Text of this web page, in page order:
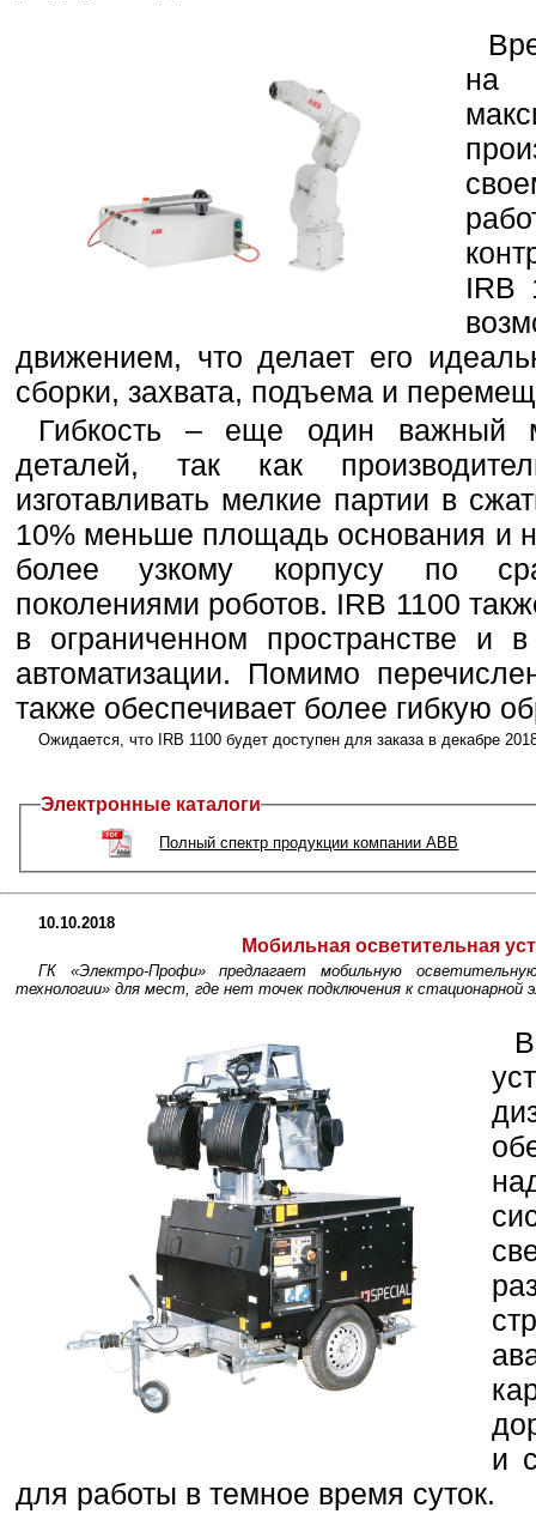
на
IRB
движением, что делает его
сборки, захвата, подъема и
Гибкость – еще один важный
деталей, так как
изготавливать мелкие партии в
10% меньше площадь основания и
более узкому корпусу по
поколениями роботов. IRB 1100
в ограниченном пространстве и
автоматизации. Помимо
также обеспечивает более гибкую
Ожидается, что IRB 1100 будет доступен для заказа в декабре
Электронные каталоги
Полный спектр продукции компании ABB
10.10.2018
Мобильная осветительная
ГК «Электро-Профи» предлагает мобильную
технологии» для мест, где нет точек подключения к стационарной
и
для работы в темное время суток.